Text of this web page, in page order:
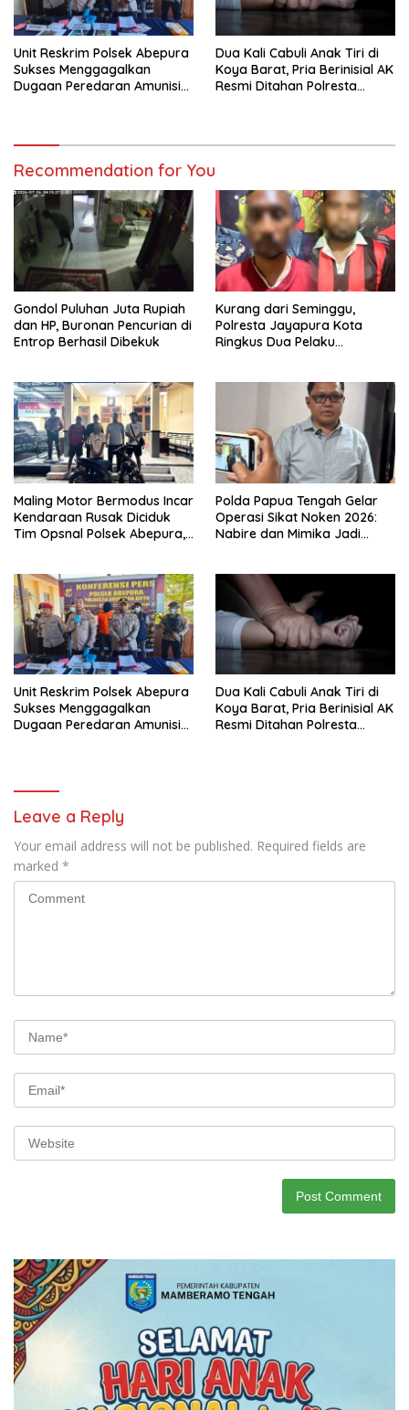
Unit Reskrim Polsek Abepura
Sukses Menggagalkan
Dugaan Peredaran Amunisi
Dua Kali Cabuli Anak Tiri di
Koya Barat, Pria Berinisial AK
Resmi Ditahan Polresta
Recommendation for You
Gondol Puluhan Juta Rupiah
dan HP, Buronan Pencurian di
Entrop Berhasil Dibekuk
Kurang dari Seminggu,
Polresta Jayapura Kota
Ringkus Dua Pelaku
Maling Motor Bermodus Incar
Kendaraan Rusak Diciduk
Tim Opsnal Polsek Abepura,
Polda Papua Tengah Gelar
Operasi Sikat Noken 2026:
Nabire dan Mimika Jadi
Unit Reskrim Polsek Abepura
Sukses Menggagalkan
Dugaan Peredaran Amunisi
Dua Kali Cabuli Anak Tiri di
Koya Barat, Pria Berinisial AK
Resmi Ditahan Polresta
Leave a Reply
Your email address will not be published. Required fields are
marked *